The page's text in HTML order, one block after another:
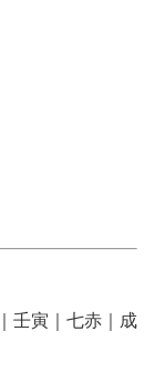
｜壬寅｜七赤｜成